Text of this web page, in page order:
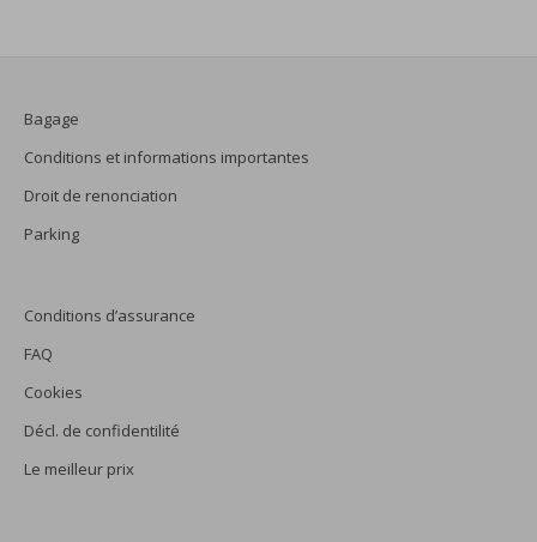
Bagage
Conditions et informations importantes
Droit de renonciation
Parking
Conditions d’assurance
FAQ
Cookies
Décl. de confidentilité
Le meilleur prix